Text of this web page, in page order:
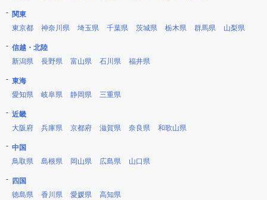
関東
東京都
神奈川県 埼玉県 千葉県 茨城県 栃木県 群馬県 山梨県
信越・北陸
新潟県
長野県 富山県 石川県 福井県
東海
愛知県
岐阜県 静岡県 三重県
近畿
大阪府
兵庫県 京都府 滋賀県 奈良県 和歌山県
中国
鳥取県
島根県 岡山県 広島県 山口県
四国
徳島県
香川県 愛媛県 高知県